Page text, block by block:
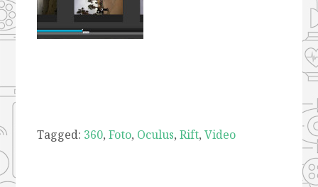
Tagged: 360,Foto, Oculus,Rift,Video